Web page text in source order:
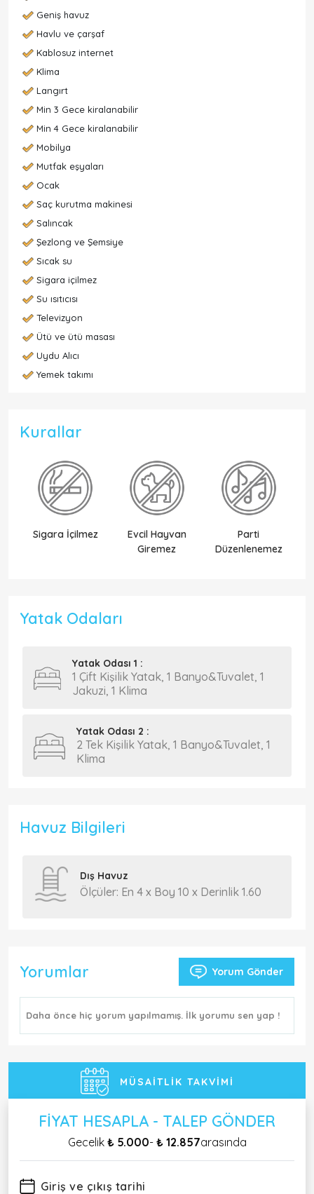
Geniş havuz
Havlu ve çarşaf
Kablosuz internet
Klima
Langırt
Min 3 Gece kiralanabilir
Min 4 Gece kiralanabilir
Mobilya
Mutfak eşyaları
Ocak
Saç kurutma makinesi
Salıncak
Şezlong ve Şemsiye
Sıcak su
Sigara içilmez
Su ısıtıcısı
Televizyon
Ütü ve ütü masası
Uydu Alıcı
Yemek takımı
Kurallar
Sigara İçilmez
Evcil Hayvan
Giremez
Parti
Düzenlenemez
Yatak Odaları
Yatak Odası 1 :
1 Çift Kişilik Yatak, 1 Banyo&Tuvalet, 1
Jakuzi, 1 Klima
Yatak Odası 2 :
2 Tek Kişilik Yatak, 1 Banyo&Tuvalet, 1
Klima
Havuz Bilgileri
Dış Havuz
Ölçüler: En 4 x Boy 10 x Derinlik 1.60
Yorumlar Yorum Gönder
Daha önce hiç yorum yapılmamış. İlk yorumu sen yap !
MÜSAITLIK TAKVIMI
FIYAT HESAPLA - TALEP GÖNDER
Gecelik ₺ 5.000- ₺ 12.857arasında
Giriş ve çıkış tarihi